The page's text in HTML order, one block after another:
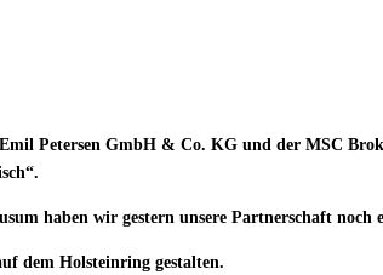
Petersen GmbH & Co. KG und der MSC
haben wir gestern unsere Partnerschaft
dem Holsteinring gestalten.